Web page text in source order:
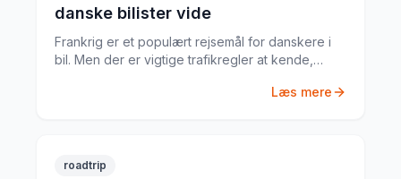
danske bilister vide
Frankrig er et populært rejsemål for danskere i
bil. Men der er vigtige trafikregler at kende,
obligatorisk udstyr – her er din komplette guide.
Læs mere
roadtrip